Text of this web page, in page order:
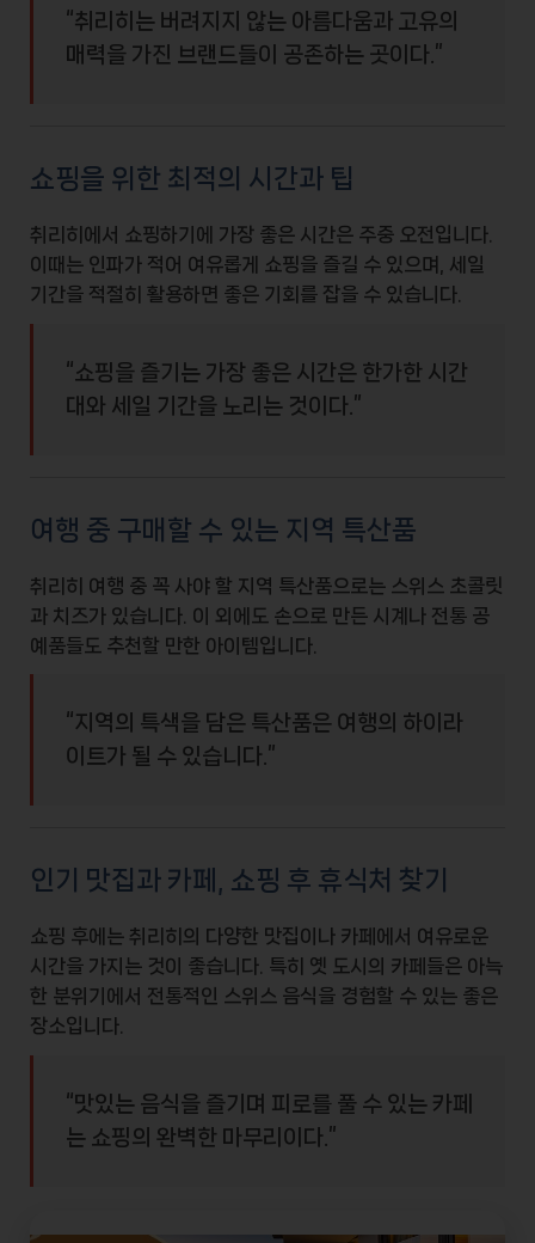
“취리히는 버려지지 않는 아름다움과 고유의
매력을 가진 브랜드들이 공존하는 곳이다.”
쇼핑을 위한 최적의 시간과 팁
취리히에서 쇼핑하기에 가장 좋은 시간은 주중 오전입니다.
이때는 인파가 적어 여유롭게 쇼핑을 즐길 수 있으며, 세일
기간을 적절히 활용하면 좋은 기회를 잡을 수 있습니다.
“쇼핑을 즐기는 가장 좋은 시간은 한가한 시간
대와 세일 기간을 노리는 것이다.”
여행 중 구매할 수 있는 지역 특산품
취리히 여행 중 꼭 사야 할 지역 특산품으로는 스위스 초콜릿
과 치즈가 있습니다. 이 외에도 손으로 만든 시계 나 전통 공
예품들도 추천할 만한 아이템입니다.
“지역의 특색을 담은 특산품은 여행의 하이라
이트가 될 수 있습니다.”
인기 맛집과 카페, 쇼핑 후 휴식처 찾기
쇼핑 후에는 취리히의 다양한 맛집이나 카페 에서 여유로운
시간을 가지는 것이 좋습니다. 특히 옛 도시 의 카페들은 아늑
한 분위기에서 전통적인 스위스 음식을 경험할 수 있는 좋은
장소입니다.
“맛있는 음식을 즐기며 피로를 풀 수 있는 카페
는 쇼핑의 완벽한 마무리이다.”